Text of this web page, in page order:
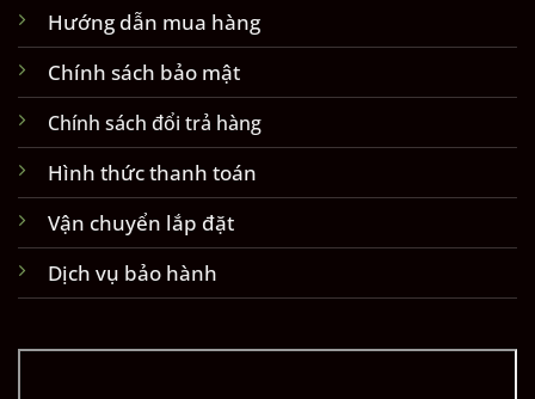
Hướng dẫn mua hàng
Chính sách bảo mật
Chính sách đổi trả hàng
Hình thức thanh toán
Vận chuyển lắp đặt
Dịch vụ bảo hành